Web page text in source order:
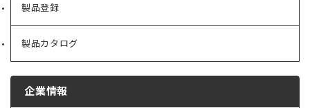
製品登録
製品カタログ
企業情報